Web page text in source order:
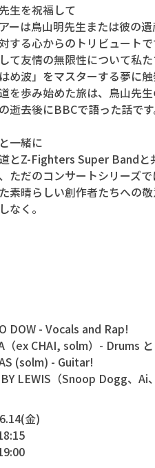
生を祝福して
ーは鳥山明先生または彼の
する心からのトリビュート
て友情の無限性について私
はめ波」をマスターする夢に
を歩み始めた旅は、鳥山先
逝去後にBBCで語った話です
一緒に
とZ-Fighters Super Bandと
ただのコンサートシリーズ
素晴らしい創作者たちへの
なく。
DOW - Vocals and Rap!
（ex CHAI, solm）- Drums と
(solm) - Guitar!
LEWIS（Snoop Dogg、
金)